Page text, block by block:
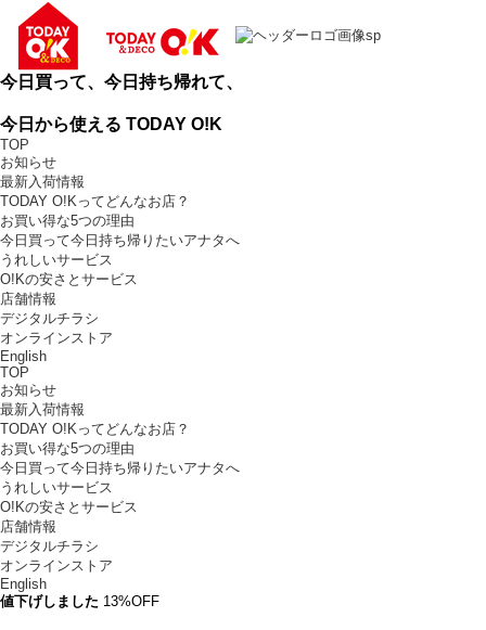
今日買って、今日持ち帰れて、
今日から使える TODAY O!K
TOP
お知らせ
最新入荷情報
TODAY O!Kってどんなお店？
お買い得な5つの理由
今日買って今日持ち帰りたいアナタへ
うれしいサービス
O!Kの安さとサービス
店舗情報
デジタルチラシ
オンラインストア
English
TOP
お知らせ
最新入荷情報
TODAY O!Kってどんなお店？
お買い得な5つの理由
今日買って今日持ち帰りたいアナタへ
うれしいサービス
O!Kの安さとサービス
店舗情報
デジタルチラシ
オンラインストア
English
値下げしました 13%OFF